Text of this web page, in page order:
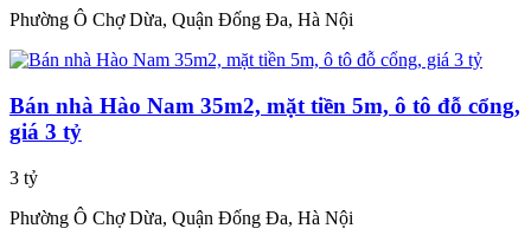
Phường Ô Chợ Dừa, Quận Đống Đa, Hà Nội
Bán nhà Hào Nam 35m2, mặt tiền 5m, ô tô đỗ cổng,
giá 3 tỷ
3 tỷ
Phường Ô Chợ Dừa, Quận Đống Đa, Hà Nội